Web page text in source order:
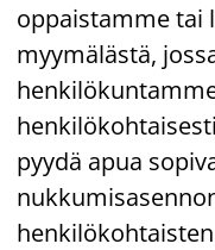
oppaistamme tai
myymälästä,
pyydä apua